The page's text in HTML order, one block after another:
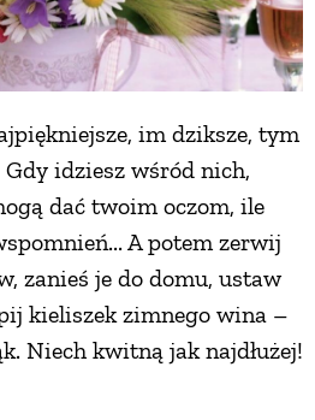
im dziksze, tym
idziesz wśród nich,
dać twoim oczom, ile
A potem zerwij
zanieś je do domu, ustaw
kieliszek zimnego wina –
Niech kwitną jak najdłużej!